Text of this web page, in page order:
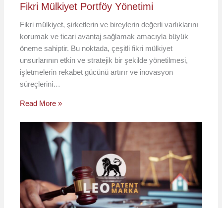
Fikri Mülkiyet Portföy Yönetimi
Fikri mülkiyet, şirketlerin ve bireylerin değerli varlıklarını
korumak ve ticari avantaj sağlamak amacıyla büyük
öneme sahiptir. Bu noktada, çeşitli fikri mülkiyet
unsurlarının etkin ve stratejik bir şekilde yönetilmesi,
işletmelerin rekabet gücünü artırır ve inovasyon
süreçlerini…
Read More »